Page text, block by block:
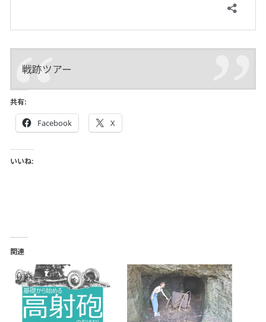
戦跡ツアー
共有:
Facebook X
いいね:
関連